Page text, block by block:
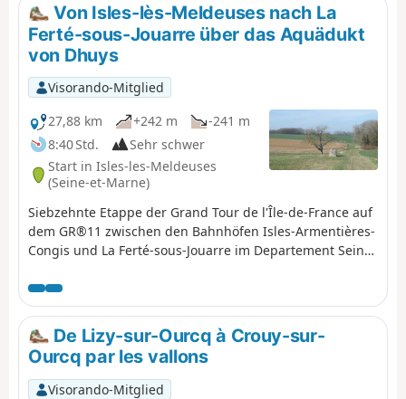
Von Isles-lès-Meldeuses nach La
Ferté-sous-Jouarre über das Aquädukt
von Dhuys
Visorando-Mitglied
27,88 km
+242 m
-241 m
8:40 Std.
Sehr schwer
Start in Isles-les-Meldeuses
(Seine-et-Marne)
Siebzehnte Etappe der Grand Tour de l'Île-de-France auf
dem GR®11 zwischen den Bahnhöfen Isles-Armentières-
Congis und La Ferté-sous-Jouarre im Departement Seine-
durch das Marne-Tal, das vom südlichen Plateau
(Ausläufer der Brie) aus entlanggewandert wird.
Außerdem folgt der GR® auf mehr als der Hälfte der
Strecke dem Verlauf des Aquädukts von Dhuys, was
einen ebenen und somit relativ einfachen Weg
garantiert.
De Lizy-sur-Ourcq à Crouy-sur-
Ourcq par les vallons
Visorando-Mitglied